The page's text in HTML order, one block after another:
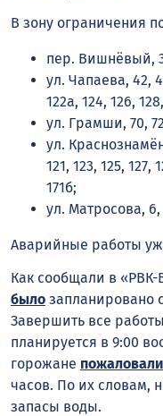
В зону ограничения
пер. Вишнёвый,
ул. Чапаева, 42,
122а, 124, 126,
ул. Грамши, 70,
ул.
121, 123, 125, 127,
171б;
ул. Матросова, 6,
Аварийные работы
Как сообщали в
было запланировано
Завершить все
планируется в 9:00
горожане
часов. По их словам,
запасы воды.